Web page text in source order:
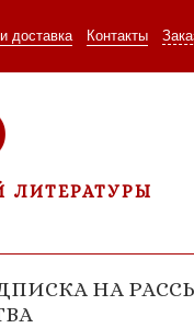
доставка Контакты
ЛИТЕРАТУРЫ
НА